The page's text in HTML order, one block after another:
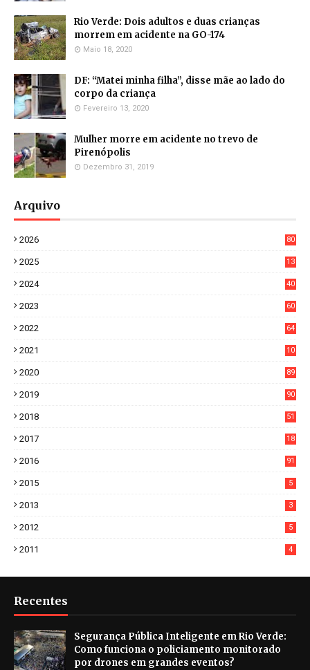
Rio Verde: Dois adultos e duas crianças
morrem em acidente na GO-174
Maio 18, 2020
DF: “Matei minha filha”, disse mãe ao lado do
corpo da criança
Fevereiro 13, 2020
Mulher morre em acidente no trevo de
Pirenópolis
Dezembro 31, 2019
Arquivo
2026
80
2025
13
2024
40
2023
60
2022
64
2021
10
2020
89
2019
90
2018
51
2017
18
2016 91
2015 5
2013 3
2012 5
2011 4
Recentes
Segurança Pública Inteligente em Rio Verde:
Como funciona o policiamento monitorado
por drones em grandes eventos?